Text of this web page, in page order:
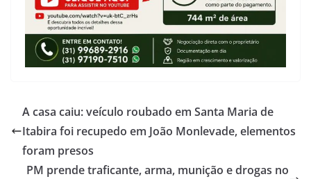
A casa caiu: veículo roubado em Santa Maria de
Itabira foi recupedo em João Monlevade, elementos
foram presos
PM prende traficante, arma, munição e drogas no